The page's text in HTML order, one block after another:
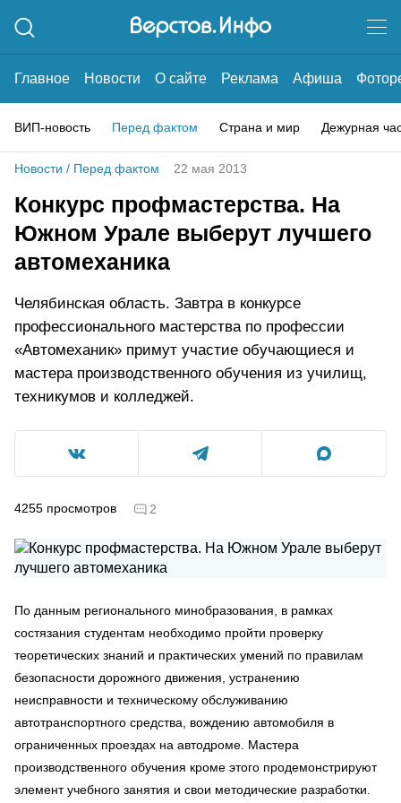
Главное Новости О сайте Реклама Афиша
ВИП-новость Перед фактом Страна и мир Дежурная
Новости / Перед фактом 22 мая 2013
Конкурс профмастерства. На
Южном Урале выберут лучшего
автомеханика
Челябинская область. Завтра в конкурсе
профессионального мастерства по профессии
«Автомеханик» примут участие обучающиеся и
мастера производственного обучения из училищ,
техникумов и колледжей.
4255 просмотров 2
По данным регионального минобразования, в рамках
состязания студентам необходимо пройти проверку
теоретических знаний и практических умений по правилам
безопасности дорожного движения, устранению
неисправности и техническому обслуживанию
автотранспортного средства, вождению автомобиля в
ограниченных проездах на автодроме. Мастера
производственного обучения кроме этого продемонстрируют
элемент учебного занятия и свои методические разработки.